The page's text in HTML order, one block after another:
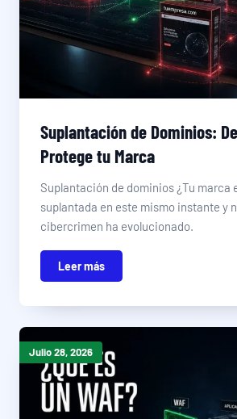
Suplantación de Dominios:
Protege tu Marca
Suplantación de dominios ¿Tu marca
suplantada en este mismo instante y
cibercrimen ha evolucionado.
Leer más
Julio 28, 2026